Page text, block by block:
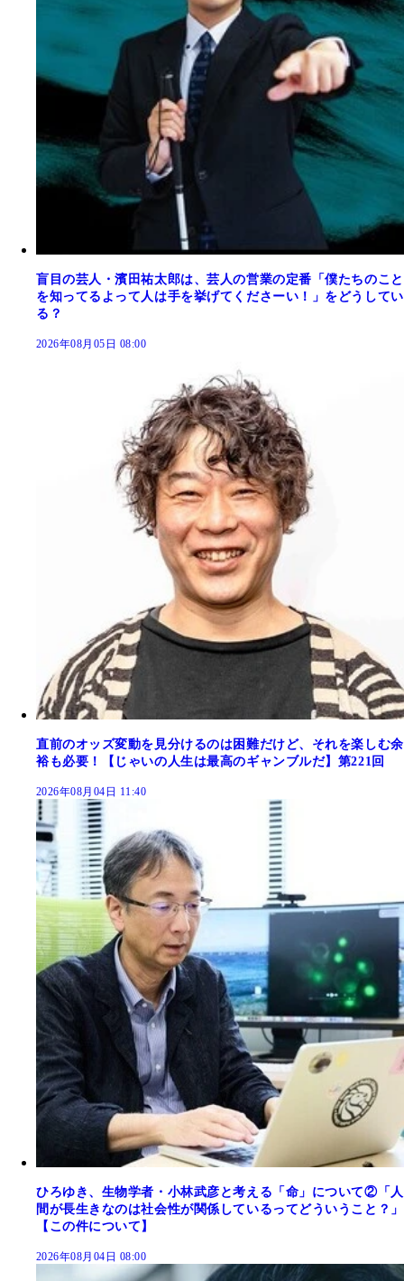
盲目の芸人・濱田祐太郎は、芸人の営業の定番「僕たちのこと
を知ってるよって人は手を挙げてくださーい！」をどうしてい
る？
2026年08月05日 08:00
直前のオッズ変動を見分けるのは困難だけど、それを楽しむ余
裕も必要！【じゃいの人生は最高のギャンブルだ】第221回
2026年08月04日 11:40
ひろゆき、生物学者・小林武彦と考える「命」について②「人
間が長生きなのは社会性が関係しているってどういうこと？」
【この件について】
2026年08月04日 08:00